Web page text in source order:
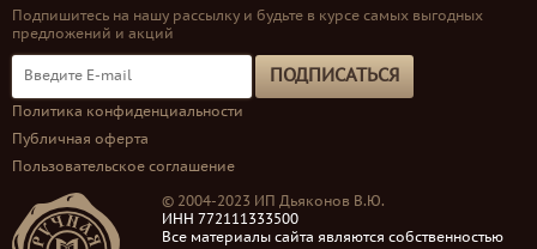
Подпишитесь на нашу рассылку и будьте в курсе самых выгодных
предложений и акций
ПОДПИСАТЬСЯ
Политика конфиденциальности
Публичная оферта
Пользовательское соглашение
© 2004-2023 ИП Дьяконов В.Ю.
ИНН 772111333500
Все материалы сайта являются собственностью